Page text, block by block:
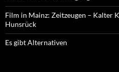
Film in Mainz: Zeitzeugen – Kalter
Hunsrück
Es gibt Alternativen